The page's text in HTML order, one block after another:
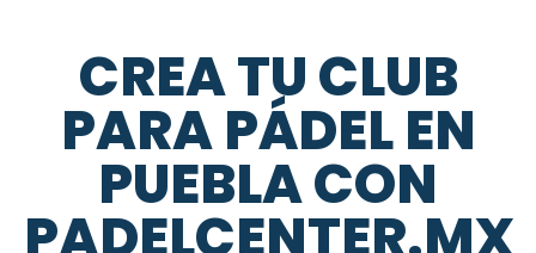
CREA TU CLUB
PARA PÁDEL EN
PUEBLA CON
PADELCENTER.MX